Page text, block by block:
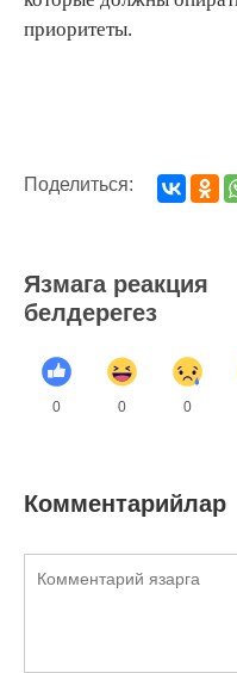
приоритеты.
Поделиться:
Язмага реакция
белдерегез
0 0 0
Комментарийлар